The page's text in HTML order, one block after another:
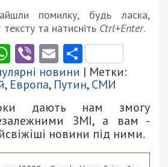
помилку, будь ласка,
та натисніть Ctrl+Enter.
WhatsApp
ViberEmail
новини | Метки:
, Европа, Путин,СМИ
дають нам змогу
ЗМІ, а вам -
новини під ними.